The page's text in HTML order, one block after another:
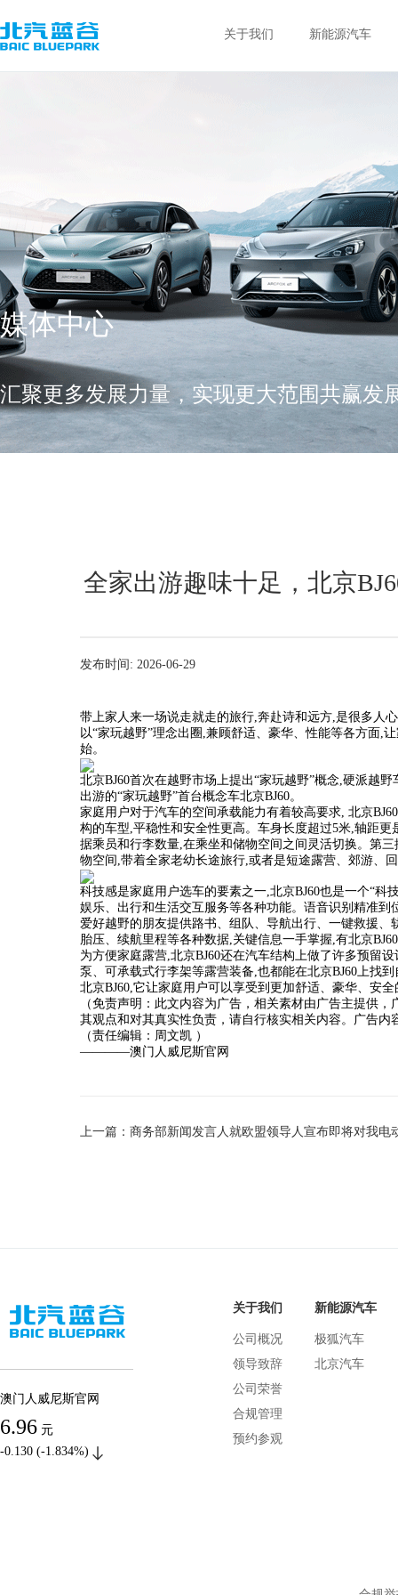
关于我们 新能源汽车
媒体中心
汇聚更多发展力量，实现更大范围共赢发
全家出游趣味十足，北京
发布时间: 2026-06-29
带上家人来一场说走就走的旅行,奔赴诗和远方,是很多人
以“家玩越野”理念出圈,兼顾舒适、豪华、性能等各方面,
始。
北京BJ60首次在越野市场上提出“家玩越野”概念,硬派越
出游的“家玩越野”首台概念车北京BJ60。
家庭用户对于汽车的空间承载能力有着较高要求, 北京
构的车型,平稳性和安全性更高。车身长度超过5米,轴距
据乘员和行李数量,在乘坐和储物空间之间灵活切换。第
物空间,带着全家老幼长途旅行,或者是短途露营、郊游、
科技感是家庭用户选车的要素之一,北京BJ60也是一个“科
娱乐、出行和生活交互服务等各种功能。语音识别精准
爱好越野的朋友提供路书、组队、导航出行、一键救援
胎压、续航里程等各种数据,关键信息一手掌握,有北京
为方便家庭露营,北京BJ60还在汽车结构上做了许多预留
泵、可承载式行李架等露营装备,也都能在北京BJ60上找
北京BJ60,它让家庭用户可以享受到更加舒适、豪华、安
（免责声明：此文内容为广告，相关素材由广告主提供
其观点和对其真实性负责，请自行核实相关内容。广告内
（责任编辑：周文凯 ）
————澳门人威尼斯官网
澳门人威尼斯官网
6.96 元
-0.130 (-1.834%)
关于我们
公司概况
领导致辞
公司荣誉
合规管理
预约参观
新能源汽车
极狐汽车
北京汽车